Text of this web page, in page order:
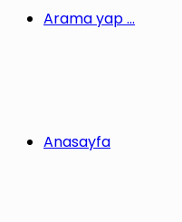
Arama yap ...
Anasayfa